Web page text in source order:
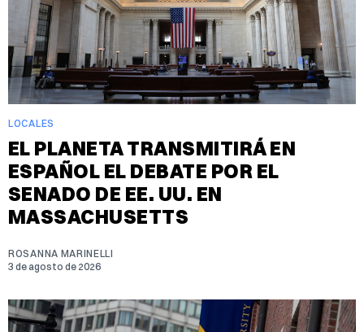
LOCALES
EL PLANETA TRANSMITIRÁ EN
ESPAÑOL EL DEBATE POR EL
SENADO DE EE. UU. EN
MASSACHUSETTS
ROSANNA MARINELLI
3 de agosto de 2026